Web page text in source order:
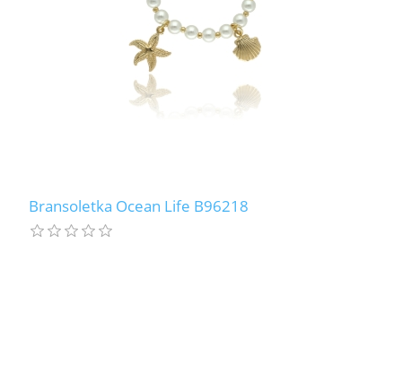
Bransoletka Ocean Life B96218